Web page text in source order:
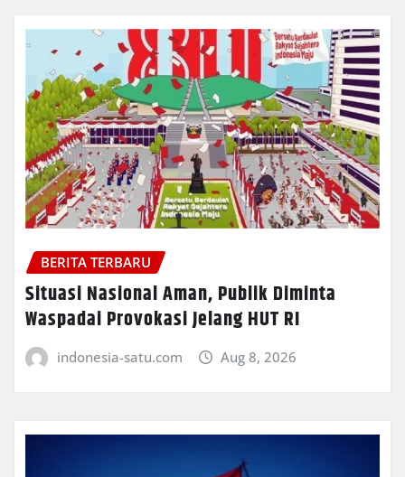
BERITA TERBARU
Situasi Nasional Aman, Publik Diminta
Waspadai Provokasi Jelang HUT RI
indonesia-satu.com Aug 8, 2026